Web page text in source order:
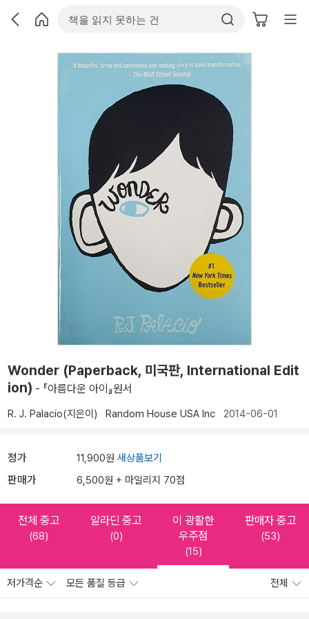
Wonder (Paperback, 미국판, International Edit
ion) - 『아름다운 아이』원서
R. J. Palacio(지은이) Random House USA Inc 2014-06-01
정가 11,900원 새상품보기
판매가 6,500원 + 마일리지 70점
전체 중고
(68)
알라딘 중고
(0)
이 광활한
우주점
(15)
판매자 중고
(53)
저가격순 모든 품질 등급 전체